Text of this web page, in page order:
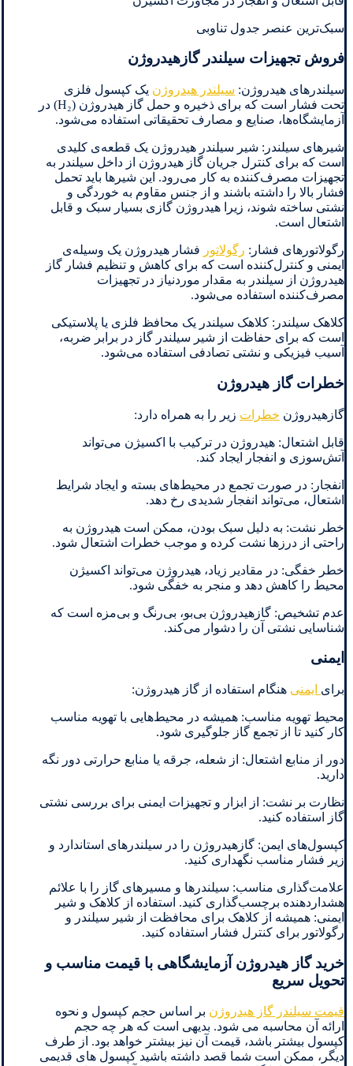
سبک‌ترین عنصر جدول تناوبی
فروش تجهیزات سیلندر گازهیدروژن
سیلندرهای هیدروژن: سیلندر هیدروژن یک کپسول فلزی
تحت فشار است که برای ذخیره و حمل گاز هیدروژن (H₂) در
آزمایشگاه‌ها، صنایع و مصارف تحقیقاتی استفاده می‌شود.
شیرهای سیلندر: شیر سیلندر هیدروژن یک قطعه‌ی کلیدی
است که برای کنترل جریان گاز هیدروژن از داخل سیلندر به
تجهیزات مصرف‌کننده به کار می‌رود. این شیرها باید تحمل
فشار بالا را داشته باشند و از جنس مقاوم به خوردگی و
نشتی ساخته شوند، زیرا هیدروژن گازی بسیار سبک و قابل
اشتعال است.
رگولاتورهای فشار: رگولاتور فشار هیدروژن یک وسیله‌ی
ایمنی و کنترل‌کننده است که برای کاهش و تنظیم فشار گاز
هیدروژن از سیلندر به مقدار موردنیاز در تجهیزات
مصرف‌کننده استفاده می‌شود.
کلاهک سیلندر: کلاهک سیلندر یک محافظ فلزی یا پلاستیکی
است که برای حفاظت از شیر سیلندر گاز در برابر ضربه،
آسیب فیزیکی و نشتی تصادفی استفاده می‌شود.
خطرات گاز هیدروژن
گازهیدروژن خطرات زیر را به همراه دارد:
قابل اشتعال: هیدروژن در ترکیب با اکسیژن می‌تواند
آتش‌سوزی و انفجار ایجاد کند.
انفجار: در صورت تجمع در محیط‌های بسته و ایجاد شرایط
اشتعال، می‌تواند انفجار شدیدی رخ دهد.
خطر نشت: به دلیل سبک بودن، ممکن است هیدروژن به
راحتی از درزها نشت کرده و موجب خطرات اشتعال شود.
خطر خفگی: در مقادیر زیاد، هیدروژن می‌تواند اکسیژن
محیط را کاهش دهد و منجر به خفگی شود.
عدم تشخیص: گازهیدروژن بی‌بو، بی‌رنگ و بی‌مزه است که
شناسایی نشتی آن را دشوار می‌کند.
ایمنی
برای ایمنی هنگام استفاده از گاز هیدروژن:
محیط تهویه مناسب: همیشه در محیط‌هایی با تهویه مناسب
کار کنید تا از تجمع گاز جلوگیری شود.
دور از منابع اشتعال: از شعله، جرقه یا منابع حرارتی دور نگه
دارید.
نظارت بر نشت: از ابزار و تجهیزات ایمنی برای بررسی نشتی
گاز استفاده کنید.
کپسول‌های ایمن: گازهیدروژن را در سیلندرهای استاندارد و
زیر فشار مناسب نگهداری کنید.
علامت‌گذاری مناسب: سیلندرها و مسیرهای گاز را با علائم
هشداردهنده برچسب‌گذاری کنید. استفاده از کلاهک و شیر
ایمنی: همیشه از کلاهک برای محافظت از شیر سیلندر و
رگولاتور برای کنترل فشار استفاده کنید.
خرید گاز هیدروژن آزمایشگاهی با قیمت مناسب و
تحویل سریع
قیمت سیلندر گاز هیدروژن بر اساس حجم کپسول و نحوه
ارائه آن محاسبه می شود. بدیهی است که هر چه حجم
کپسول بیشتر باشد، قیمت آن نیز بیشتر خواهد بود. از طرف
دیگر، ممکن است شما قصد داشته باشید کپسول های قدیمی